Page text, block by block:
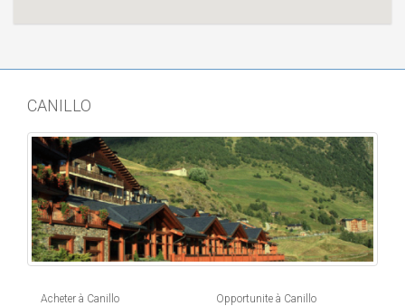
CANILLO
Acheter à Canillo
Opportunite à Canillo